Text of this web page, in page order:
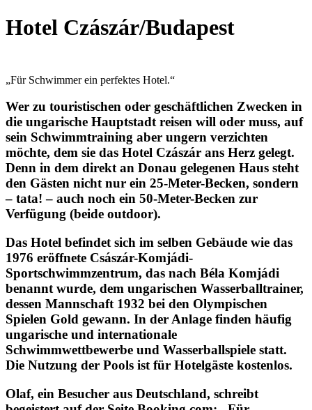
Hotel Czászár/Budapest
„Für Schwimmer ein perfektes Hotel.“
Wer zu touristischen oder geschäftlichen Zwecken in
die ungarische Hauptstadt reisen will oder muss, auf
sein Schwimmtraining aber ungern verzichten
möchte, dem sie das Hotel Czászár ans Herz gelegt.
Denn in dem direkt an Donau gelegenen Haus steht
den Gästen nicht nur ein 25-Meter-Becken, sondern
– tata! – auch noch ein 50-Meter-Becken zur
Verfügung (beide outdoor).
Das Hotel befindet sich im selben Gebäude wie das
1976 eröffnete Császár-Komjádi-
Sportschwimmzentrum, das nach Béla Komjádi
benannt wurde, dem ungarischen Wasserballtrainer,
dessen Mannschaft 1932 bei den Olympischen
Spielen Gold gewann. In der Anlage finden häufig
ungarische und internationale
Schwimmwettbewerbe und Wasserballspiele statt.
Die Nutzung der Pools ist für Hotelgäste kostenlos.
Olaf, ein Besucher aus Deutschland, schreibt